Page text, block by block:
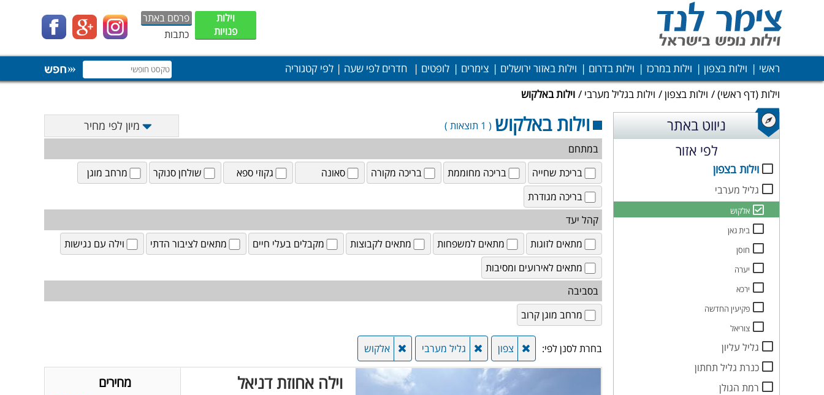
פרסם באתר
כתבות
וילות
פנויות
ראשי וילות בצפון וילות במרכז וילות בדרום וילות באזור ירושלים צימרים לופטים חדרים לפי שעה
לפי קטגוריה
וילות(דף ראשי) וילות בצפון וילות בגליל מערבי וילות באלקוש
ניווט באתר
לפי אזור
וילות בצפון
גליל מערבי
אלקוש
בית גאן
חוסן
יערה
ירכא
פקיעין החדשה
צוריאל
גליל עליון
כנרת גליל תחתון
רמת הגולן
מיון לפי מחיר וילות באלקוש ( 1 תוצאות )
במתחם
בריכת שחייה
בריכה מחוממת בריכה מקורה סאונה גקוזי ספא שולחן סנוקר
מרחב מוגן
בריכה מגודרת
קהל יעד
מתאים לזוגות
מתאים למשפחות מתאים לקבוצות מקבלים בעלי חיים מתאים לציבור הדתי
וילה עם נגישות
מתאים לאירועים ומסיבות
בסביבה
מרחב מוגן קרוב
בחרת לסנן לפי: צפון גליל מערבי אלקוש
וילה אחוזת דניאל מחירים